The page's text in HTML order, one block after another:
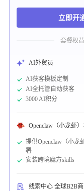
立即开
套餐权益
AI外贸员
AI获客模板定制
AI全托管自动获客
3000 AI积分
Openclaw（小龙虾
提供Openclaw（小龙
署
安装跨境魔方skills
线索中心 全球B2B